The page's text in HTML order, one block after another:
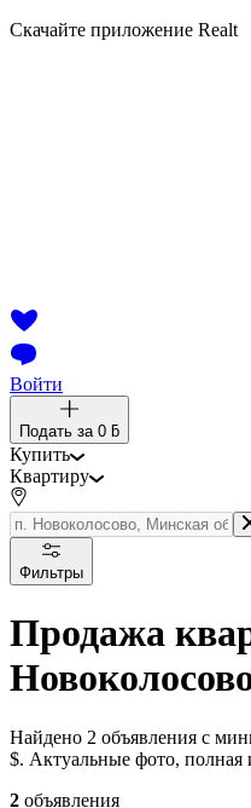
Скачайте приложение Realt
Войти
Подать за 0 ƃ
Купить
Квартиру
Фильтры
Продажа
Найдено 2 объявления с
$. Актуальные фото, полная
2 объявления